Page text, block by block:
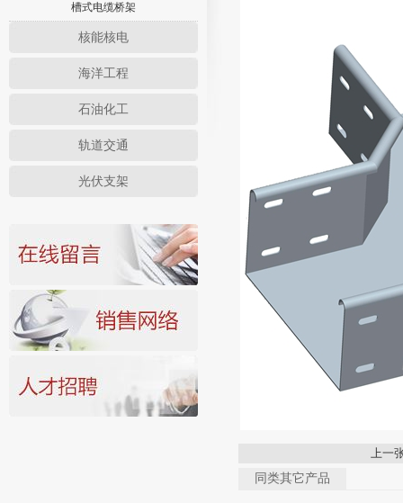
槽式电缆桥架
核能核电
海洋工程
石油化工
轨道交通
光伏支架
上一
同类其它产品